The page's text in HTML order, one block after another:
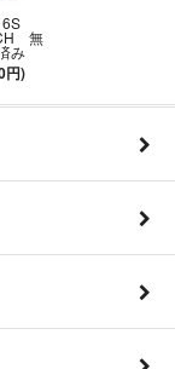
無
み
円)